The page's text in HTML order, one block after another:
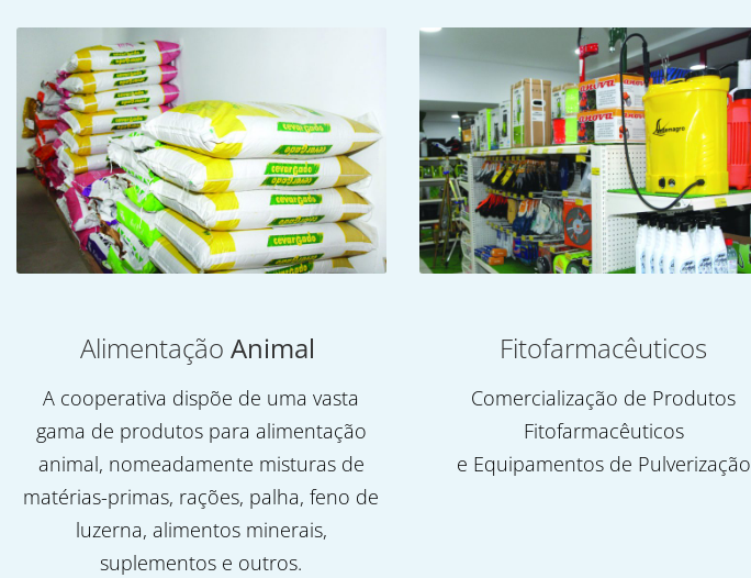
Alimentação Animal
A cooperativa dispõe de uma vasta
gama de produtos para alimentação
animal, nomeadamente misturas de
matérias-primas, rações, palha, feno de
luzerna, alimentos minerais,
suplementos e outros.
Fitofarmacêuticos
Comercialização de Produtos
Fitofarmacêuticos
e Equipamentos de Pulverização